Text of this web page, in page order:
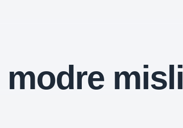
modre misli